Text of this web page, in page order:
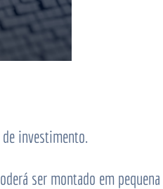
investimento.
ser montado em pequena